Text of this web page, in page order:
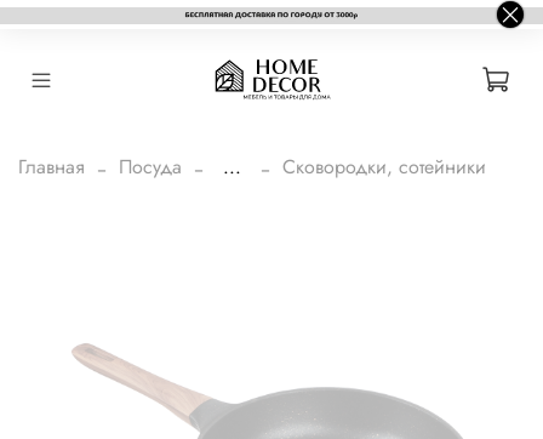
Главная Посуда ... Сковородки, сотейники